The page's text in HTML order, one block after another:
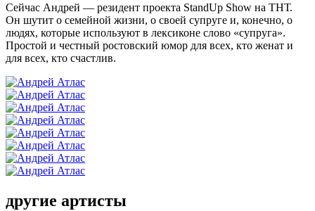
Сейчас Андрей — резидент проекта StandUp Show на ТНТ.
Он шутит о семейной жизни, о своей супруге и, конечно, о
людях, которые используют в лексиконе слово «супруга».
Простой и честный ростовский юмор для всех, кто женат и
для всех, кто счастлив.
другие артисты